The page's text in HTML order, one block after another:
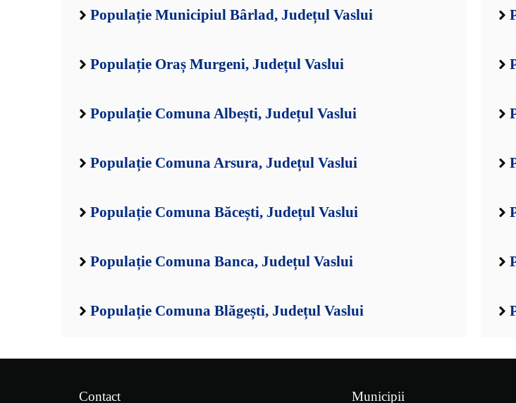
Populație Municipiul Bârlad, Județul Vaslui
Populație Oraș Murgeni, Județul Vaslui
Populație Comuna Albești, Județul Vaslui
Populație Comuna Arsura, Județul Vaslui
Populație Comuna Băcești, Județul Vaslui
Populație Comuna Banca, Județul Vaslui
Populație Comuna Blăgești, Județul Vaslui
Contact Municipii